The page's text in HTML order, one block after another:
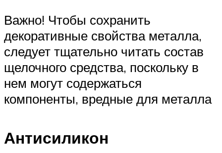
Важно! Чтобы сохранить
декоративные свойства металла,
следует тщательно читать состав
щелочного средства, поскольку в
нем могут содержаться
компоненты, вредные для металла
Антисиликон